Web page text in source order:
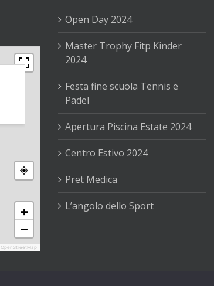
+
−
OpenStreetMap
Open Day 2024
Master Trophy Fitp Kinder
2024
Festa fine scuola Tennis e
Padel
Apertura Piscina Estate 2024
Centro Estivo 2024
Pret Medica
L’angolo dello Sport